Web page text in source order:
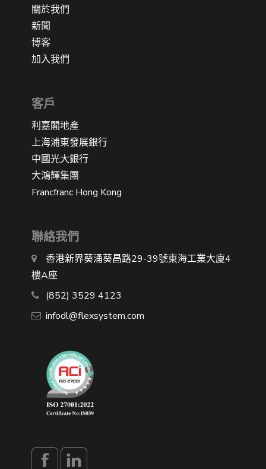
關於我們
新聞
博客
加入我們
客戶
利嘉閣地產
上海浦東發展銀行
中國光大銀行
大鴻輝集團
Francfranc Hong Kong
聯絡我們
香港新界葵涌葵昌路29-39號東海工業大廈4
樓A座
(852) 3529 4123
infodl@flexsystem.com